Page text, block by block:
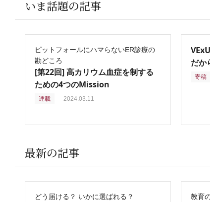
いま話題の記事
ピットフォールにハマらないER診療の
勘どころ
[第22回] 高カリウム血症を制する
ための4つのMission
連載 2024.03.11
VExUS
だから
寄稿
最新の記事
どう届ける？ いかに選ばれる？ 教育の再